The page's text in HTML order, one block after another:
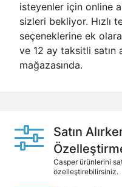
isteyenler için online
sizleri bekliyor. Hızlı
seçeneklerine ek
ve 12 ay taksitli satın
mağazasında.
Satın
Casper ürünlerini
özelleştirebilirsiniz.